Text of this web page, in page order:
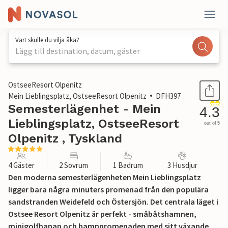
Vart skulle du vilja åka?
Lägg till destination, datum, gäster
1 / 38
OstseeResort Olpenitz
Mein Lieblingsplatz, OstseeResort Olpenitz
DFH397
Semesterlägenhet - Mein
Lieblingsplatz, OstseeResort
Olpenitz , Tyskland
4.3
out of 5
4 Gäster 2 Sovrum 1 Badrum 3 Husdjur
Den moderna semesterlägenheten Mein Lieblingsplatz
ligger bara några minuters promenad från den populära
sandstranden Weidefeld och Östersjön. Det centrala läget i
Ostsee Resort Olpenitz är perfekt - småbåtshamnen,